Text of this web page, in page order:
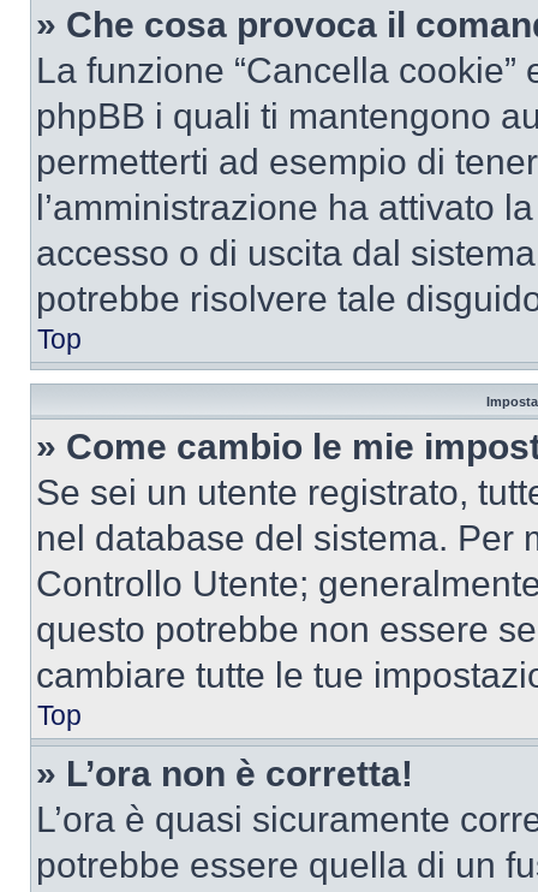
» Che cosa provoca il
La funzione “Cancella
phpBB i quali ti mantengono
permetterti ad esempio di
l’amministrazione ha attivato
accesso o di uscita dal
potrebbe risolvere tale
Top
» Come cambio le mie
Se sei un utente registrato,
nel database del sistema. Per
Controllo Utente;
questo potrebbe non essere
cambiare tutte le tue
Top
» L’ora non è corretta!
L’ora è quasi sicuramente
potrebbe essere quella di un